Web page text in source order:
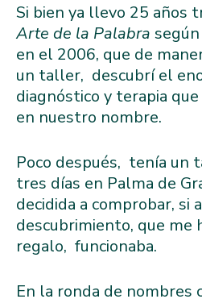
Si bien ya llevo 25 años
Arte de la Palabra
en el 2006, que de
un taller, descubrí el
diagnóstico y terapia
en nuestro nombre.
Poco después, tenía un
tres días en Palma de
decidida a comprobar, si
descubrimiento, que me
regalo, funcionaba.
En la ronda de nombres